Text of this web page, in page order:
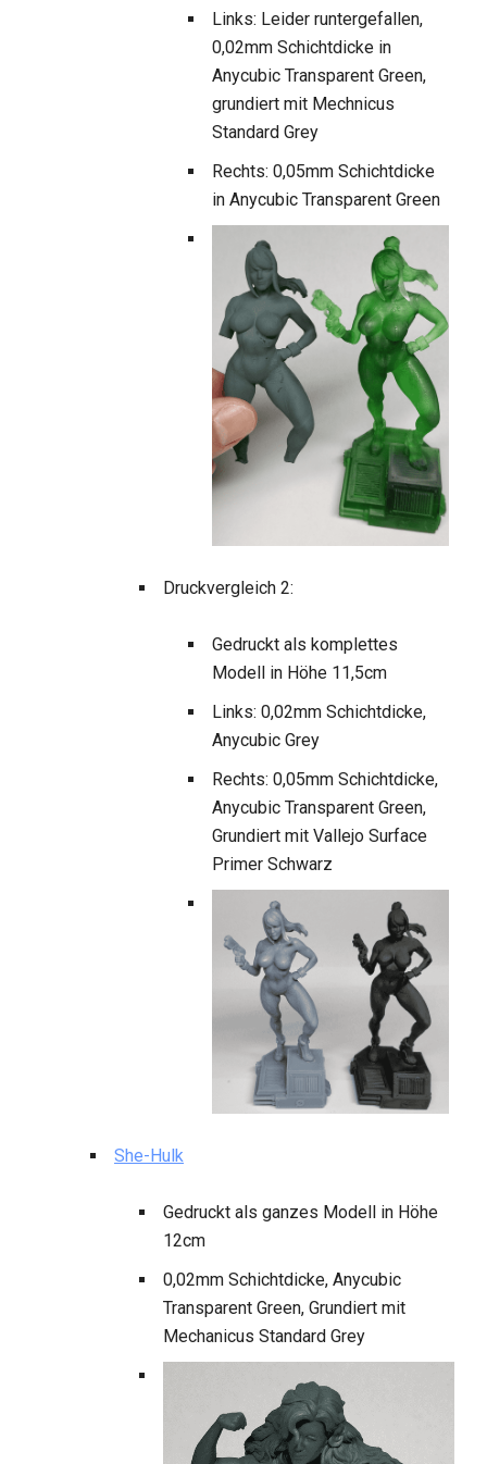
Links: Leider runtergefallen,
0,02mm Schichtdicke in
Anycubic Transparent Green,
grundiert mit Mechnicus
Standard Grey
Rechts: 0,05mm Schichtdicke
in Anycubic Transparent Green
Druckvergleich 2:
Gedruckt als komplettes
Modell in Höhe 11,5cm
Links: 0,02mm Schichtdicke,
Anycubic Grey
Rechts: 0,05mm Schichtdicke,
Anycubic Transparent Green,
Grundiert mit Vallejo Surface
Primer Schwarz
She-Hulk
Gedruckt als ganzes Modell in Höhe
12cm
0,02mm Schichtdicke, Anycubic
Transparent Green, Grundiert mit
Mechanicus Standard Grey